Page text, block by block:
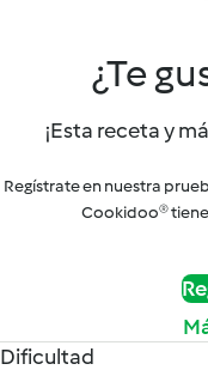
¿Te
¡Esta receta y
Regístrate en nuestra
Cookidoo®
Dificultad